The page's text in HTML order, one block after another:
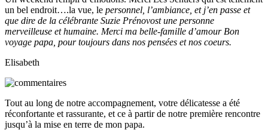
un bel endroit….la vue, le personnel, l’ambiance, et j’en passe et
que dire de la célébrante Suzie Prénovost une personne
merveilleuse et humaine. Merci ma belle-famille d’amour Bon
voyage papa, pour toujours dans nos pensées et nos coeurs.
Elisabeth
Tout au long de notre accompagnement, votre délicatesse a été
réconfortante et rassurante, et ce à partir de notre première rencontre
jusqu’à la mise en terre de mon papa.